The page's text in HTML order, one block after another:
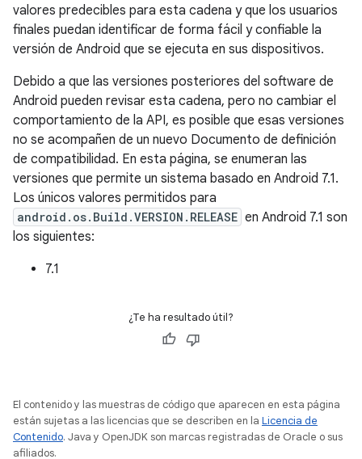
valores predecibles para esta cadena y que los usuarios
finales puedan identificar de forma fácil y confiable la
versión de Android que se ejecuta en sus dispositivos.
Debido a que las versiones posteriores del software de
Android pueden revisar esta cadena, pero no cambiar el
comportamiento de la API, es posible que esas versiones
no se acompañen de un nuevo Documento de definición
de compatibilidad. En esta página, se enumeran las
versiones que permite un sistema basado en Android 7.1.
Los únicos valores permitidos para
android.os.Build.VERSION.RELEASE en Android 7.1 son
los siguientes:
7.1
¿Te ha resultado útil?
El contenido y las muestras de código que aparecen en esta página
están sujetas a las licencias que se describen en la Licencia de
Contenido. Java y OpenJDK son marcas registradas de Oracle o sus
afiliados.